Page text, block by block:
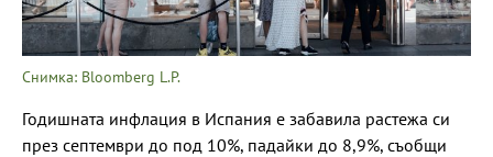
Снимка: Bloomberg L.P.
Годишната инфлация в Испания е забавила растежа си
през септември до под 10%, падайки до 8,9%, съобщи